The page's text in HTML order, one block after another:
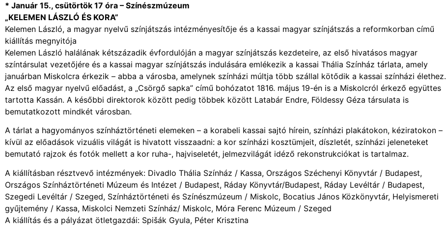
* Január 15., csütörtök 17 óra – Színészmúzeum
„KELEMEN LÁSZLÓ ÉS KORA”
Kelemen László, a magyar nyelvű színjátszás intézményesítője és a kassai magyar színjátszás a reformkorban című
kiállítás megnyitója
Kelemen László halálának kétszázadik évfordulóján a magyar színjátszás kezdeteire, az első hivatásos magyar
színtársulat vezetőjére és a kassai magyar színjátszás indulására emlékezik a kassai Thália Színház tárlata, amely
januárban Miskolcra érkezik – abba a városba, amelynek színházi múltja több szállal kötődik a kassai színházi élethez.
Az első magyar nyelvű előadást, a „Csörgő sapka” című bohózatot 1816. május 19-én is a Miskolcról érkező együttes
tartotta Kassán. A későbbi direktorok között pedig többek között Latabár Endre, Földessy Géza társulata is
bemutatkozott mindkét városban.
A tárlat a hagyományos színháztörténeti elemeken – a korabeli kassai sajtó hírein, színházi plakátokon, kéziratokon –
kívül az előadások vizuális világát is hivatott visszaadni: a kor színházi kosztümjeit, díszletét, színházi jeleneteket
bemutató rajzok és fotók mellett a kor ruha-, hajviseletét, jelmezvilágát idéző rekonstrukciókat is tartalmaz.
A kiállításban résztvevő intézmények: Divadlo Thália Színház / Kassa, Országos Széchenyi Könyvtár / Budapest,
Országos Színháztörténeti Múzeum és Intézet / Budapest, Ráday Könyvtár/Budapest, Ráday Levéltár / Budapest,
Szegedi Levéltár / Szeged, Színháztörténeti és Színészmúzeum / Miskolc, Bocatius János Közkönyvtár, Helyismereti
gyűjtemény / Kassa, Miskolci Nemzeti Színház/ Miskolc, Móra Ferenc Múzeum / Szeged
A kiállítás és a pályázat ötletgazdái: Spišák Gyula, Péter Krisztina